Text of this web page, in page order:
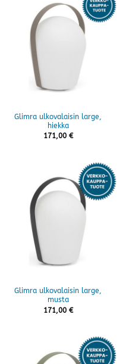
Glimra ulkovalaisin large,
hiekka
171,00 €
Glimra ulkovalaisin large,
musta
171,00 €